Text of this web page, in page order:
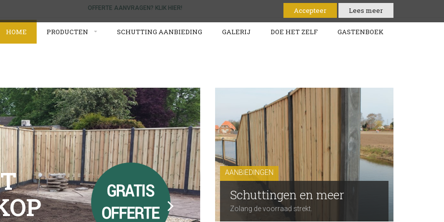
Lees meer
Accepteer
OFFERTE AANVRAGEN? KLIK HIER! Contact
HOME PRODUCTEN SCHUTTING AANBIEDING GALERIJ DOE HET ZELF GASTENBOEK
AANBIEDINGEN
Schuttingen en meer
Zolang de voorraad strekt.